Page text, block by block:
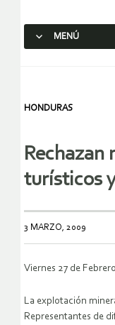
MENÚ
HONDURAS
Rechazan
turísticos
3 MARZO, 2009
Viernes 27 de
La explotación
Representantes de